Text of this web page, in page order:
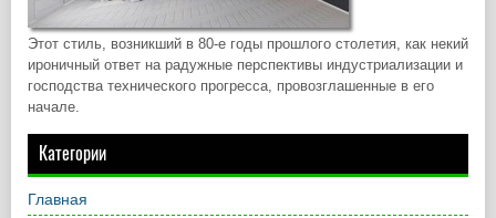
Этот стиль, возникший в 80-е годы прошлого столетия, как некий
ироничный ответ на радужные перспективы индустриализации и
господства технического прогресса, провозглашенные в его
начале.
Категории
Главная